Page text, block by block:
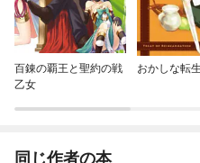
百錬の覇王と聖約の戦
乙女
おかしな転生
同じ作者の本